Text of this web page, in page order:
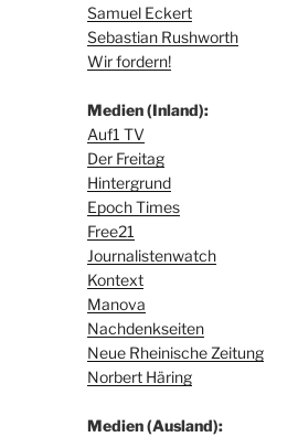
Samuel Eckert
Sebastian Rushworth
Wir fordern!
Medien (Inland):
Auf1 TV
Der Freitag
Hintergrund
Epoch Times
Free21
Journalistenwatch
Kontext
Manova
Nachdenkseiten
Neue Rheinische Zeitung
Norbert Häring
Medien (Ausland):